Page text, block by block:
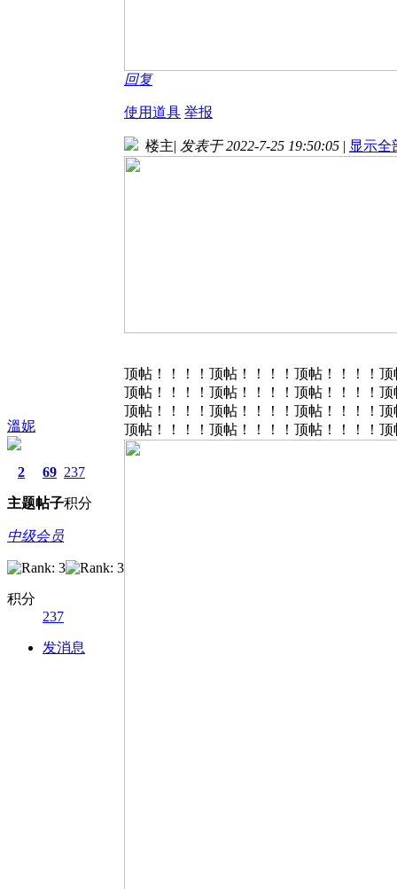
回复
使用道具 举报
溫妮
2
主题
69
帖子
237
积分
中级会员
积分
237
发消息
楼主| 发表于 2022-7-25 19:50:05 | 显示全
顶帖！！！！顶帖！！！！顶帖！！！！
顶帖！！！！顶帖！！！！顶帖！！！！
顶帖！！！！顶帖！！！！顶帖！！！！
顶帖！！！！顶帖！！！！顶帖！！！！